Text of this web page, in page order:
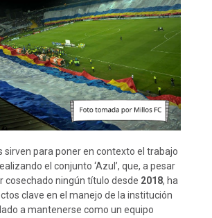
sirven para poner en contexto el trabajo
el conjunto ‘Azul’, que, a pesar
cosechado ningún título desde 2018, ha
clave en el manejo de la institución
a mantenerse como un equipo